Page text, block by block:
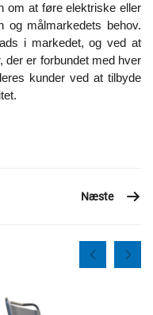
om at føre elektriske eller
og målmarkedets behov.
i markedet, og ved at
der er forbundet med hver
kunder ved at tilbyde
Næste